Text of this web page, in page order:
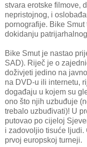
stvara erotske filmove,
nepristojnog, i
pornografije. Bike
dokidanju
Bike Smut je nastao
SAD). Riječ je o
doživjeti jedino na
na DVD-u ili internetu,
događaju u kojem su
ono što njih uzbuđuje
trebalo uzbuđivati)! U
putovao po cijeloj
i zadovoljio tisuće ljudi.
prvoj europskoj turneji.